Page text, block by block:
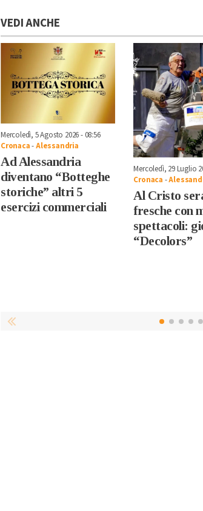
VEDI ANCHE
Mercoledì, 5 Agosto 2026 - 08:56
Cronaca-Alessandria
Ad Alessandria
diventano “Botteghe
storiche” altri 5
esercizi commerciali
Mercoledì, 29 Luglio
Cronaca -
Al Cristo
fresche con
spettacoli:
“Decolors”